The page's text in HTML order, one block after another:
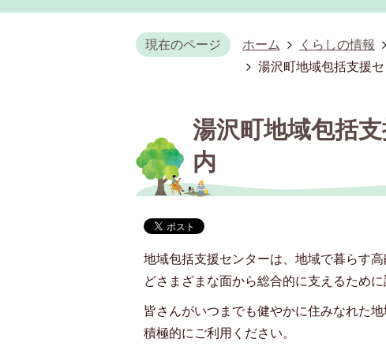
現在のページ ホーム くらしの情報
湯沢町地域包括支援
湯沢町地域包括
内
地域包括支援センターは、地域で暮らす
どさまざまな面から総合的に支えるため
皆さんがいつまでも健やかに住みなれた
積極的にご利用ください。